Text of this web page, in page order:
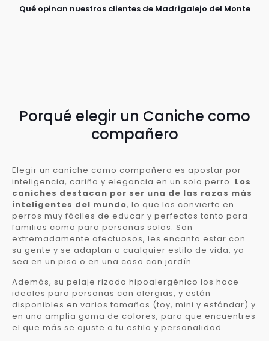
Qué opinan nuestros clientes de Madrigalejo del Monte
Porqué elegir un Caniche como
compañero
Elegir un caniche como compañero es apostar por
inteligencia, cariño y elegancia en un solo perro. Los
caniches destacan por ser una de las razas más
inteligentes del mundo, lo que los convierte en
perros muy fáciles de educar y perfectos tanto para
familias como para personas solas. Son
extremadamente afectuosos, les encanta estar con
su gente y se adaptan a cualquier estilo de vida, ya
sea en un piso o en una casa con jardín.
Además, su pelaje rizado hipoalergénico los hace
ideales para personas con alergias, y están
disponibles en varios tamaños (toy, mini y estándar) y
en una amplia gama de colores, para que encuentres
el que más se ajuste a tu estilo y personalidad.